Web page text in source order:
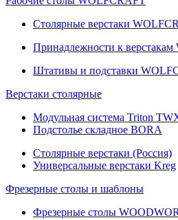
Столярные верстаки
Принадлежности к
Штативы и подставки
Верстаки столярные
Модульная система Triton
Подстолье складное BORA
Столярные верстаки (Россия)
Универсальные верстаки Kreg
Фрезерные столы и шаблоны
Фрезерные столы